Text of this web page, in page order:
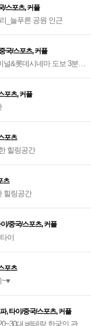
/스포츠, 커플
_늘푸른 공원 인근
국/스포츠, 커플
널&롯데시네마 도보 3분거
포츠, 커플
포츠
힐링공간
츠
힐링공간
/중국/스포츠, 커플
이
포츠
~♥
, 타이/중국/스포츠, 커플
대 베테랑 한국인 관리